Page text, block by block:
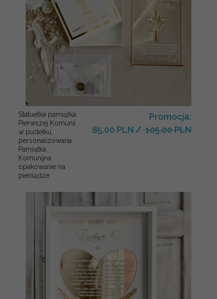
Statuetka pamiątka
Pierwszej Komunii
w pudełku,
personalizowana
Pamiątka
Komunijna
opakowanie na
pieniądze
Promocja:
85.00 PLN / 105.00 PLN